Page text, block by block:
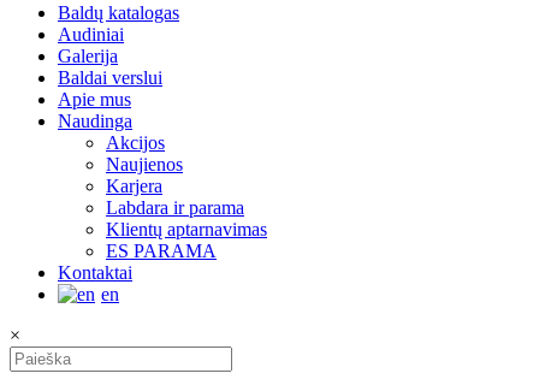
Baldų katalogas
Audiniai
Galerija
Baldai verslui
Apie mus
Naudinga
Akcijos
Naujienos
Karjera
Labdara ir parama
Klientų aptarnavimas
ES PARAMA
Kontaktai
en
×